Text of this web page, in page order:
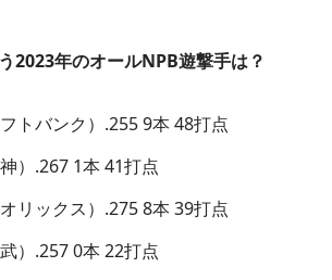
2023年のオールNPB遊撃手は？
トバンク）.255 9本 48打点
）.267 1本 41打点
リックス）.275 8本 39打点
）.257 0本 22打点